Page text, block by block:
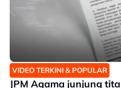
VIDEO TERKINI & POPULAR
JPM Agama junjung